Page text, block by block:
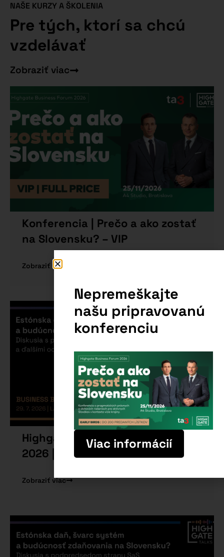
NAŠE KURZY A ŠKOLENIA
Pre tých, ktorí sa chcú
vzdelávať
Zobraziť viac
Konferencia | Prečo a ako zostať
na Slovensku? – VIP
Zobraziť viac
Highgate Business Brunch 29. 7.
2026 | Lab28
Zobraziť viac
Nepremeškajte
našu pripravovanú
konferenciu
Viac informácií